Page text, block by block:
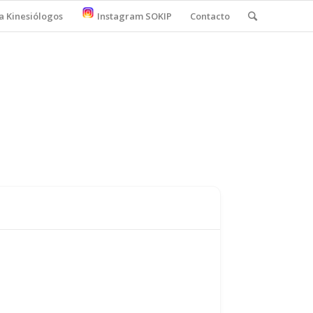
Kinesiólogos Instagram SOKIP Contacto